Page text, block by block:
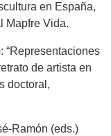
en España,
Mapfre Vida.
“Representaciones
de artista en
doctoral,
Ramón (eds.)